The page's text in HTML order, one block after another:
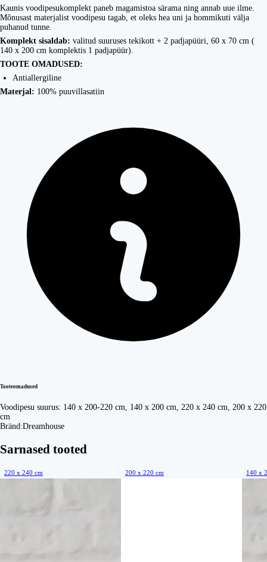
Kaunis voodipesukomplekt paneb magamistoa särama ning annab uue ilme.
Mõnusast materjalist voodipesu tagab, et oleks hea uni ja hommikuti välja
puhanud tunne.
Komplekt sisaldab: valitud suuruses tekikott + 2 padjapüüri, 60 x 70 cm (
140 x 200 cm komplektis 1 padjapüür).
TOOTE OMADUSED:
Antiallergiline
Materjal: 100% puuvillasatiin
Tooteomadused
Voodipesu suurus: 140 x 200-220 cm, 140 x 200 cm, 220 x 240 cm, 200 x 220
cm
Bränd:Dreamhouse
Sarnased tooted
220 x 240 cm 200 x 220 cm 140 x